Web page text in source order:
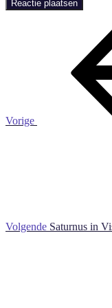
Vorige
Volgende Saturnus in